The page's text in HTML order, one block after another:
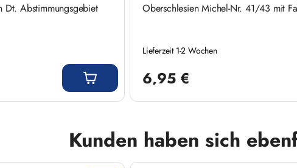
Dt. Abstimmungsgebiet
Oberschlesien Michel-Nr. 41/43 mit
Lieferzeit 1-2 Wochen
6,95 €
Kunden haben sich